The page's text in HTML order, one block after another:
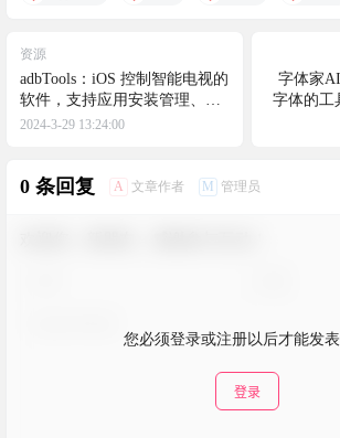
资源
adbTools：iOS 控制智能电视的
软件，支持应用安装管理、电
视截屏录屏、智能电视助手、
2024-3-29 13:24:00
字体家
字体的工
0 条回复 A 文章作者 M 管理员
您必须登录或注册以后才能发
登录